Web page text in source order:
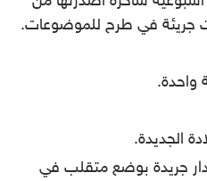
جريئة في طرح للموضوعات.
واحدة.
الجديدة.
جريدة بوضع متقلب في